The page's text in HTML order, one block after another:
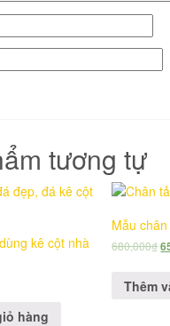
tương tự
kê cột nhà
hàng
Mẫu
680,000₫
Thêm